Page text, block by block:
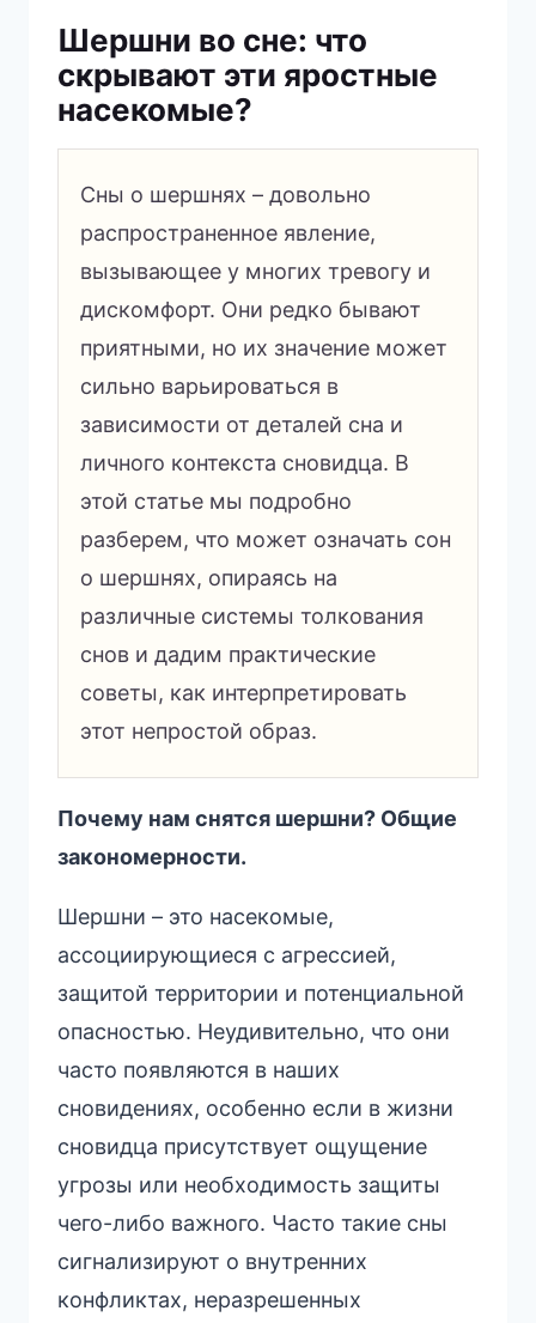
Шершни во сне: что
скрывают эти яростные
насекомые?
Сны о шершнях – довольно
распространенное явление,
вызывающее у многих тревогу и
дискомфорт. Они редко бывают
приятными, но их значение может
сильно варьироваться в
зависимости от деталей сна и
личного контекста сновидца. В
этой статье мы подробно
разберем, что может означать сон
о шершнях, опираясь на
различные системы толкования
снов и дадим практические
советы, как интерпретировать
этот непростой образ.
Почему нам снятся шершни? Общие
закономерности.
Шершни – это насекомые,
ассоциирующиеся с агрессией,
защитой территории и потенциальной
опасностью. Неудивительно, что они
часто появляются в наших
сновидениях, особенно если в жизни
сновидца присутствует ощущение
угрозы или необходимость защиты
чего-либо важного. Часто такие сны
сигнализируют о внутренних
конфликтах, неразрешенных